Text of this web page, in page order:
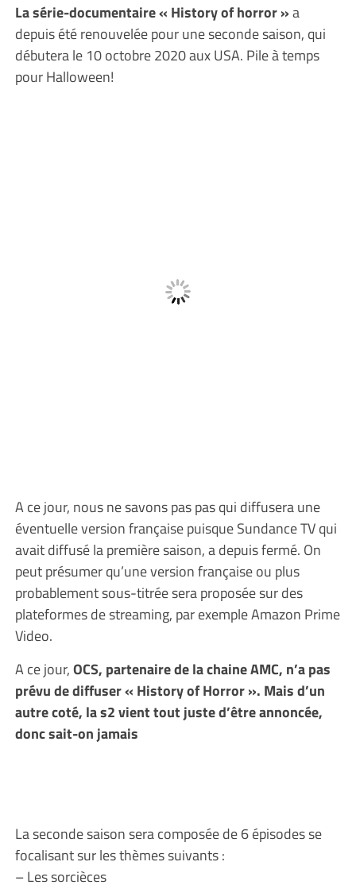
La série-documentaire « History of horror »a
depuis été renouvelée pour une seconde saison, qui
débutera le 10 octobre 2020 aux USA. Pile à temps
pour Halloween!
A ce jour, nous ne savons pas pas qui diffusera une
éventuelle version française puisque Sundance TV qui
avait diffusé la première saison, a depuis fermé. On
peut présumer qu’une version française ou plus
probablement sous-titrée sera proposée sur des
plateformes de streaming, par exemple Amazon Prime
Video.
A ce jour,OCS, partenaire de la chaine AMC, n’a pas
prévu de diffuser « History of Horror ». Mais d’un
autre coté, la s2 vient tout juste d’être annoncée,
donc sait-on jamais
La seconde saison sera composée de 6 épisodes se
focalisant sur les thèmes suivants :
– Les sorcièces